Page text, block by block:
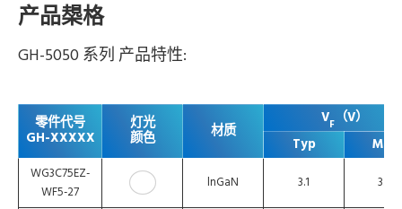
产品槼格
GH-5050 系列 产品特性:
零件代号
GH-XXXXX
灯光
颜色 材质
VF（V）
Typ
Max
WG3C75EZ-
WF5-27
lnGaN 3.1 3.4